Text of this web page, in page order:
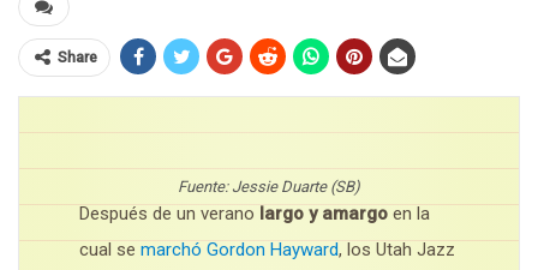
Share
Fuente: Jessie Duarte (SB)
Después de un verano largo y amargo en la
cual se marchó Gordon Hayward, los Utah Jazz